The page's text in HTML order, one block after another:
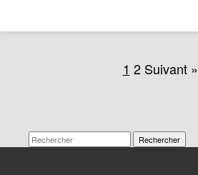
1 2 Suivant »
Rechercher